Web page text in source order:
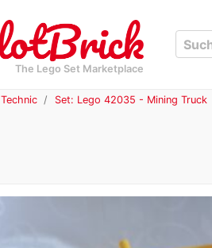
The Lego Set Marketplace
Technic Set: Lego 42035 - Mining Truck